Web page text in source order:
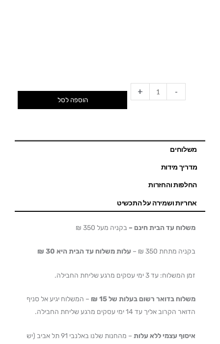
-
+
הוספה לסל
משלוחים
מדריך מידות
החלפות והחזרות
אחריות ושמירה על התכשיט
משלוח עד הבית חינם – בקניה מעל 350 ₪
בקניה מתחת 350 ₪ – עלות משלוח עד הבית היא 30 ₪
זמן המשלוח: עד 3 ימי עסקים מרגע שליחת החבילה.
משלוח בדואר רשום בעלות של 15 ₪
– המשלוח יגיע אל סניף
הדואר הקרוב אליך עד 14 ימי עסקים מרגע שליחת החבילה.
איסוף עצמי ללא עלות – מהחנות שלנו באלנבי 91 תל אביב (יש